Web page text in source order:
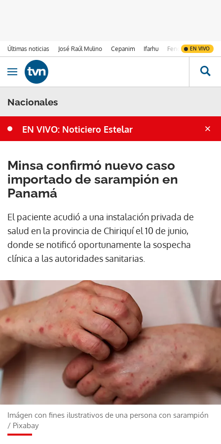
Últimas noticias José Raúl Mulino Cepanim Ifarhu Fenómeno de El
EN VIVO
Ir al contenido
Obrir navegació
Nacionales
EN VIVO: Noticiero Estelar
Minsa confirmó nuevo caso
importado de sarampión en
Panamá
El paciente acudió a una instalación privada de
salud en la provincia de Chiriquí el 10 de junio,
donde se notificó oportunamente la sospecha
clínica a las autoridades sanitarias.
Imágen con fines ilustrativos de una persona con sarampión
/ Pixabay